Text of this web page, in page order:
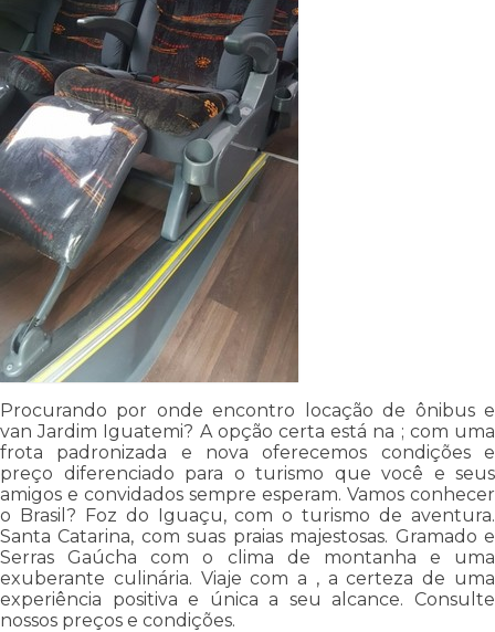
Procurando por onde encontro locação de ônibus e
van Jardim Iguatemi? A opção certa está na ; com uma
frota padronizada e nova oferecemos condições e
preço diferenciado para o turismo que você e seus
amigos e convidados sempre esperam. Vamos conhecer
o Brasil? Foz do Iguaçu, com o turismo de aventura.
Santa Catarina, com suas praias majestosas. Gramado e
Serras Gaúcha com o clima de montanha e uma
exuberante culinária. Viaje com a , a certeza de uma
experiência positiva e única a seu alcance. Consulte
nossos preços e condições.